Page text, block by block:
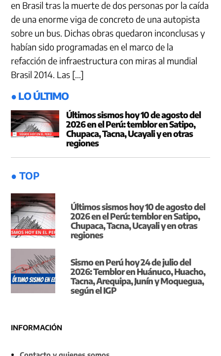
en Brasil tras la muerte de dos personas por la caída
de una enorme viga de concreto de una autopista
sobre un bus. Dichas obras quedaron inconclusas y
habían sido programadas en el marco de la
refacción de infraestructura con miras al mundial
Brasil 2014. Las […]
● LO ÚLTIMO
Últimos sismos hoy 10 de agosto del
2026 en el Perú: temblor en Satipo,
Chupaca, Tacna, Ucayali y en otras
regiones
● TOP
Últimos sismos hoy 10 de agosto del
2026 en el Perú: temblor en Satipo,
Chupaca, Tacna, Ucayali y en otras
regiones
Sismo en Perú hoy 24 de julio del
2026: Temblor en Huánuco, Huacho,
Tacna, Arequipa, Junín y Moquegua,
según el IGP
INFORMACIÓN